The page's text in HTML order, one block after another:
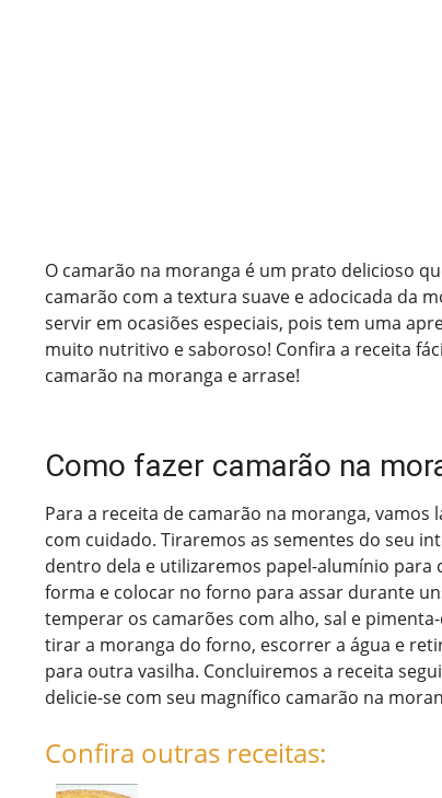
O camarão na moranga é um prato delicioso
camarão com a textura suave e adocicada da
servir em ocasiões especiais, pois tem uma
muito nutritivo e saboroso! Confira a receita
camarão na moranga e arrase!
Como fazer camarão na
Para a receita de camarão na moranga,
com cuidado. Tiraremos as sementes do seu
dentro dela e utilizaremos papel-alumínio
forma e colocar no forno para assar durante
temperar os camarões com alho, sal e
tirar a moranga do forno, escorrer a água e
para outra vasilha. Concluiremos a receita
delicie-se com seu magnífico camarão na
Confira outras receitas: